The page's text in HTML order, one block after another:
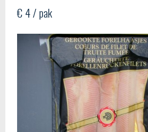
€ 4 / pak